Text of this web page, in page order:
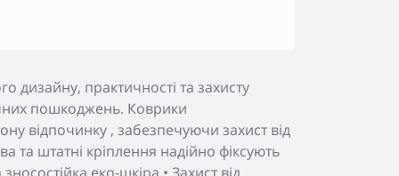
дизайну, практичності та захисту
пошкоджень. Коврики
відпочинку , забезпечуючи захист від
штатні кріплення надійно фіксують